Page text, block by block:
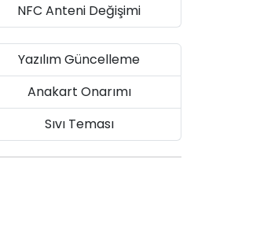
NFC Anteni Değişimi
Yazılım Güncelleme
Anakart Onarımı
Sıvı Teması